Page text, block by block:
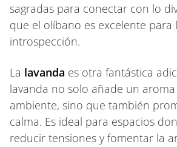
sagradas para conectar con lo
que el olíbano es excelente para
introspección.
La lavanda es otra fantástica
lavanda no solo añade un
ambiente, sino que también
calma. Es ideal para espacios
reducir tensiones y fomentar la